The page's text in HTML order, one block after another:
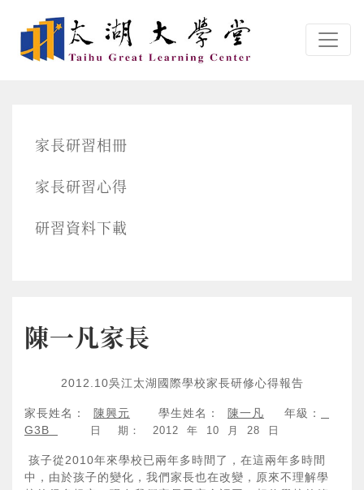
家長研習相冊
家長研習心得
研習資料下載
陳一凡家長
2012.10吳江太湖國際學校家長研修心得報告
家長姓名： 陳興元 學生姓名： 陳一凡 年級：
G3B
日 期： 2012 年 10 月 28 日
孩子從2010年來學校已兩年多時間了，在這兩年多時間
中，由於孩子的變化，我們家長也在改變，原來不理解學